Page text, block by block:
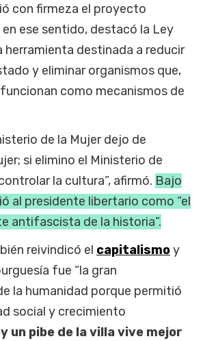
con firmeza el proyecto
ese sentido, destacó la Ley
herramienta destinada a reducir
y eliminar organismos que,
como mecanismos de
de la Mujer dejo de
si elimino el Ministerio de
la cultura”, afirmó. Bajo
al presidente libertario como “el
antifascista de la historia”.
reivindicó el capitalismoy
fue “la gran
la humanidad porque permitió
social y crecimiento
un pibe de la villa vive mejor